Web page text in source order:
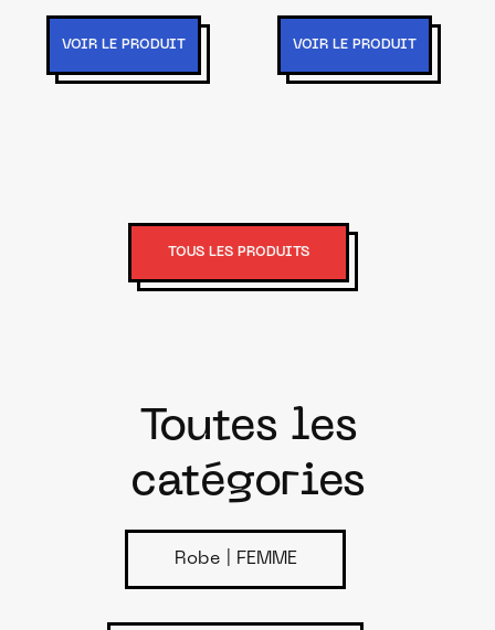
VOIR LE PRODUIT VOIR LE PRODUIT
TOUS LES PRODUITS
Toutes les
catégories
Robe | FEMME